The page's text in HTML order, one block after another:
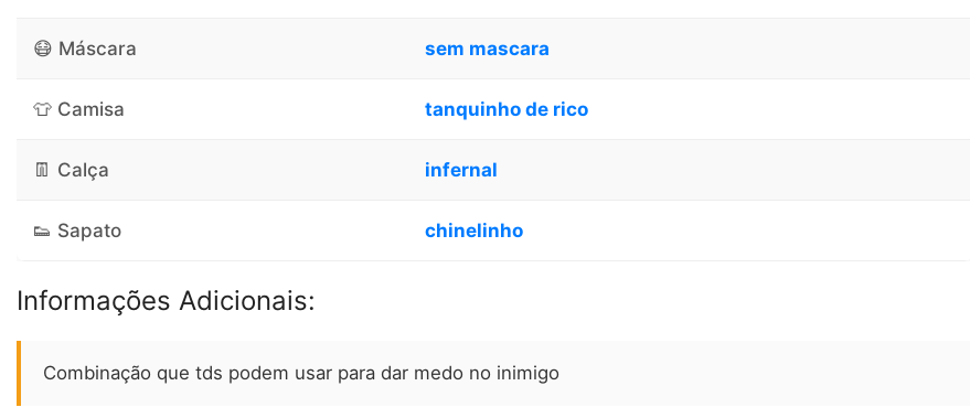
😷 Máscara sem mascara
👕 Camisa tanquinho de rico
👖 Calça infernal
👟 Sapato chinelinho
Informações Adicionais:
Combinação que tds podem usar para dar medo no inimigo